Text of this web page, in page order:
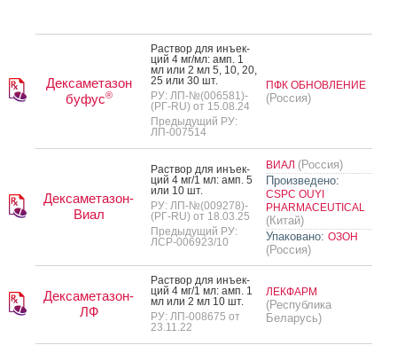
Дексаметазон
буфус®
Рас­твор для инъ­ек­
ций 4 мг/мл: амп. 1
мл или 2 мл 5, 10, 20,
25 или 30 шт.
РУ: ЛП-№(006581)-
(РГ-RU) от 15.08.24
Предыдущий РУ:
ЛП-007514
ПФК ОБНОВЛЕНИЕ
(Россия)
Дексаметазон-
Виал
Рас­твор для инъ­ек­
ций 4 мг/1 мл: амп. 5
или 10 шт.
РУ: ЛП-№(009278)-
(РГ-RU) от 18.03.25
Предыдущий РУ:
ЛСР-006923/10
ВИАЛ (Россия)
Произведено:
CSPC OUYI
PHARMACEUTICAL
(Китай)
Упаковано: ОЗОН
(Россия)
Дексаметазон-
ЛФ
Рас­твор для инъ­ек­
ций 4 мг/1 мл: амп. 1
мл или 2 мл 10 шт.
РУ: ЛП-008675 от
23.11.22
ЛЕКФАРМ
(Республика
Беларусь)